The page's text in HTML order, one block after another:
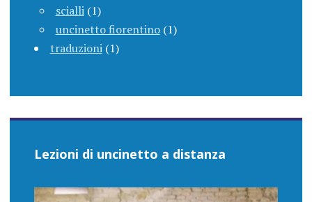
scialli (1)
uncinetto fiorentino (1)
traduzioni (1)
Lezioni di uncinetto a distanza